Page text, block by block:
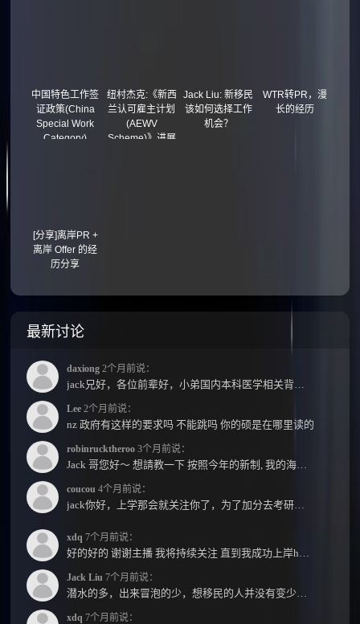
中国特色工作签
证政策(China
Special Work
Category)
纽村杰克:《新西
兰认可雇主计划
(AEWV
Scheme)》进展
Jack Liu: 新移民
该如何选择工作
机会？
WTR转PR，漫
长的经历
[分享]离岸PR +
离岸 Offer 的经
历分享
最新讨论
daxiong 2个月前说：
Lee 2个月前说：
nz 政府有这样的要求吗 不能跳吗 你的硕是在哪里读的
robinrucktheroo 3个月前说：
coucou 4个月前说：
xdq 7个月前说：
Jack Liu 7个月前说：
xdq 7个月前说：